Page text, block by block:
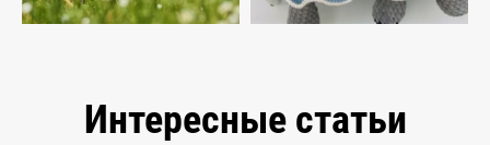
Интересные статьи